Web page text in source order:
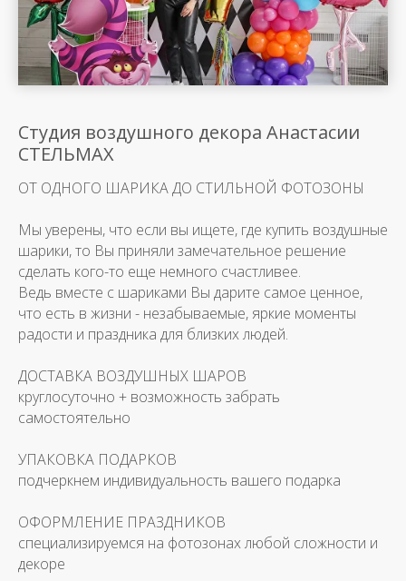
Студия воздушного декора Анастасии
СТЕЛЬМАХ
ОТ ОДНОГО ШАРИКА ДО СТИЛЬНОЙ ФОТОЗОНЫ
Мы уверены, что если вы ищете, где купить воздушные
шарики, то Вы приняли замечательное решение
сделать кого-то еще немного счастливее.
Ведь вместе с шариками Вы дарите самое ценное,
что есть в жизни - незабываемые, яркие моменты
радости и праздника для близких людей.
ДОСТАВКА ВОЗДУШНЫХ ШАРОВ
круглосуточно + возможность забрать
самостоятельно
УПАКОВКА ПОДАРКОВ
подчеркнем индивидуальность вашего подарка
ОФОРМЛЕНИЕ ПРАЗДНИКОВ
специализируемся на фотозонах любой сложности и
декоре